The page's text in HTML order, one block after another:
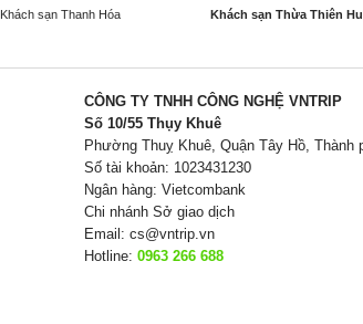
Khách sạn Thanh Hóa Khách sạn Thừa Thiên
CÔNG TY TNHH CÔNG NGHỆ VNTRIP
Số 10/55 Thụy Khuê
Phường Thuỵ Khuê, Quận Tây Hồ, Thành
Số tài khoản: 1023431230
Ngân hàng: Vietcombank
Chi nhánh Sở giao dịch
Email: cs@vntrip.vn
Hotline: 0963 266 688